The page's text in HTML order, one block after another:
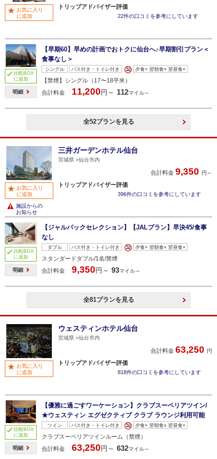
トリップアドバイザー評価
22件の口コミを参考にしています
お気に入り
に追加
比較BOX
に追加
明細
【早期60】早めの計画でおトクに仙台へ♪早期割引プラン＜
食事なし＞
シングル バス付き・トイレ付き 夕食× 翌朝食× 翌昼食×
【禁煙】シングル（17〜18平米）
合計料金
11,200円～ 112マイル～
全52プランを見る
三井ガーデンホテル仙台
宮城県 仙台市内
合計料金 9,350 円～
トリップアドバイザー評価
396件の口コミを参考にしています
お気に入り
に追加
施設からの
お知らせ
比較BOX
に追加
明細
【ジャルパックセレクション】【JALプラン】早決45/食事
なし
ダブル バス付き・トイレ付き 夕食× 翌朝食× 翌昼食×
スタンダードダブル/1名/禁煙
合計料金
9,350円～ 93マイル～
全81プランを見る
ウェスティンホテル仙台
宮城県 仙台市内
合計料金 63,250 円
トリップアドバイザー評価
818件の口コミを参考にしています
お気に入り
に追加
比較BOX
に追加
明細
【優雅に過ごすワーケーション】クラブスーペリアツイン/
★ウェスティン エグゼクティブ クラブ ラウンジ利用可能
ツイン バス付き・トイレ付き 夕食× 翌朝食○ 翌昼食×
クラブスーペリアツインルーム（禁煙）
合計料金
63,250円～ 632マイル～